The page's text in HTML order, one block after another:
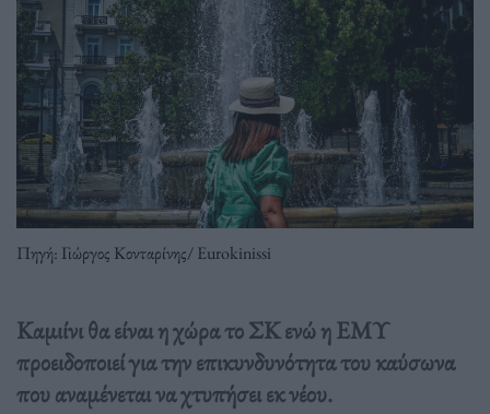
Πηγή: Γιώργος Κονταρίνης/ Eurokinissi
Καμιίνι θα είναι η χώρα το ΣΚ ενώ η ΕΜΥ
προειδοποιεί για την επικυνδυνότητα του καύσωνα
που αναμένεται να χτυπήσει εκ νέου.